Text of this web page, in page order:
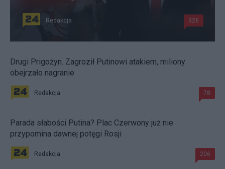
Redakcja 326
Drugi Prigożyn. Zagroził Putinowi atakiem, miliony
obejrzało nagranie
Redakcja 78
Parada słabości Putina? Plac Czerwony już nie
przypomina dawnej potęgi Rosji
Redakcja 206